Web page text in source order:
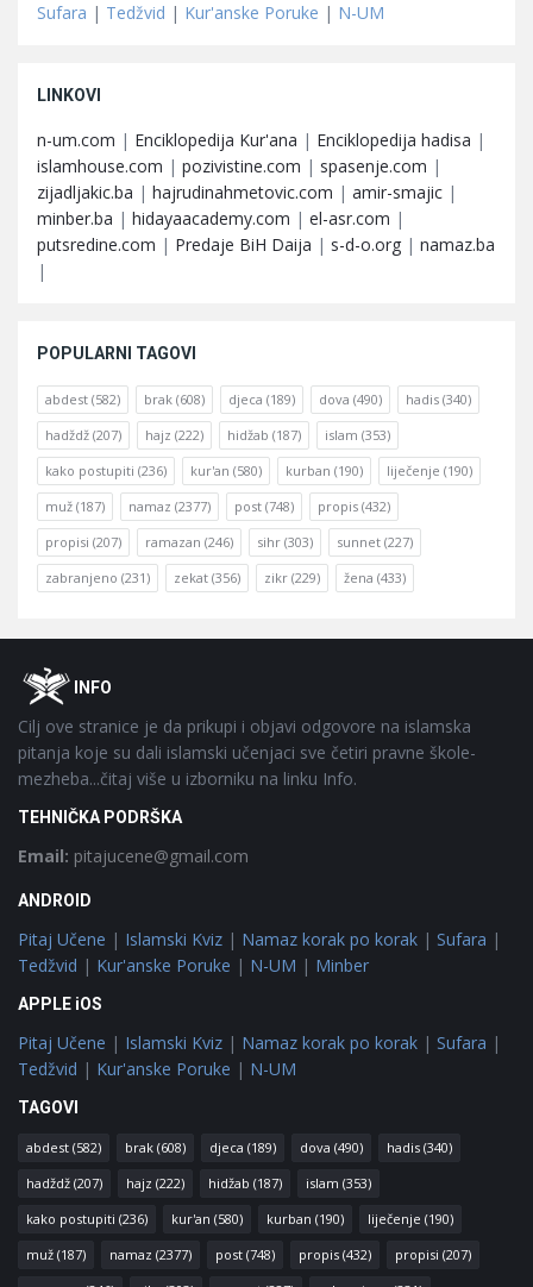
Sufara | Tedžvid | Kur'anske Poruke | N-UM
LINKOVI
n-um.com | Enciklopedija Kur'ana | Enciklopedija hadisa |
islamhouse.com | pozivistine.com | spasenje.com |
zijadljakic.ba | hajrudinahmetovic.com | amir-smajic |
minber.ba | hidayaacademy.com | el-asr.com |
putsredine.com | Predaje BiH Daija | s-d-o.org | namaz.ba
|
POPULARNI TAGOVI
abdest (582) brak (608) djeca (189) dova (490) hadis (340)
hadždž (207) hajz (222) hidžab (187) islam (353)
kako postupiti (236) kur'an (580) kurban (190) liječenje (190)
muž (187) namaz (2377) post (748) propis (432)
propisi (207) ramazan (246) sihr (303) sunnet (227)
zabranjeno (231) zekat (356) zikr (229) žena (433)
FooterOINFO
Cilj ove stranice je da prikupi i objavi odgovore na islamska
pitanja koje su dali islamski učenjaci sve četiri pravne škole-
mezheba...čitaj više u izborniku na linku Info.
TEHNIČKA PODRŠKA
Email: pitajucene@gmail.com
ANDROID
Pitaj Učene | Islamski Kviz | Namaz korak po korak | Sufara |
Tedžvid | Kur'anske Poruke | N-UM | Minber
APPLE iOS
Pitaj Učene | Islamski Kviz | Namaz korak po korak | Sufara |
Tedžvid | Kur'anske Poruke | N-UM
TAGOVI
abdest (582) brak (608) djeca (189) dova (490) hadis (340)
hadždž (207) hajz (222) hidžab (187) islam (353)
kako postupiti (236) kur'an (580) kurban (190) liječenje (190)
muž (187) namaz (2377) post (748) propis (432) propisi (207)